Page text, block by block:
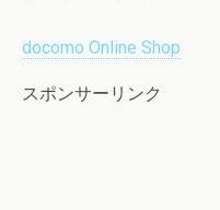
docomo Online Shop
スポンサーリンク